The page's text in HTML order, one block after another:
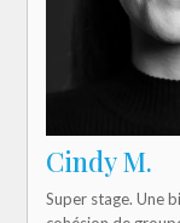
Cindy M.
Super stage. Une